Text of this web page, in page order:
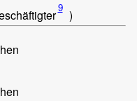
9 )